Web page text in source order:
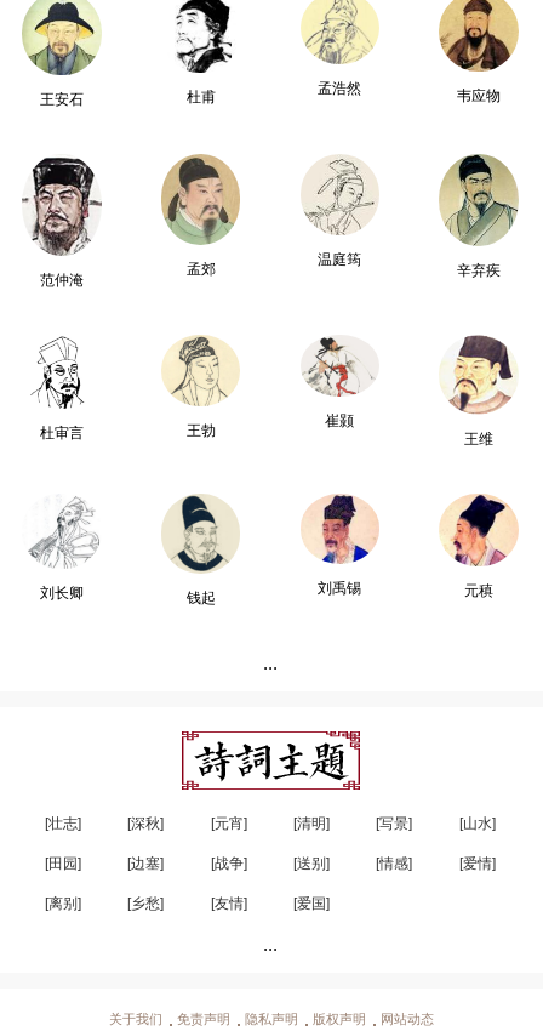
王安石 杜甫
孟浩然 韦应物
范仲淹
孟郊
温庭筠
辛弃疾
杜审言 王勃
崔颢
王维
刘长卿 钱起
刘禹锡 元稹
...
[壮志] [深秋] [元宵] [清明] [写景] [山水]
[田园] [边塞] [战争] [送别] [情感] [爱情]
[离别] [乡愁] [友情] [爱国]
...
关于我们 免责声明 隐私声明 版权声明 网站动态